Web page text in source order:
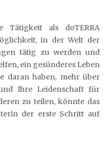
Tätigkeit als doTERRA
in der Welt der
tätig zu werden und
ein gesünderes Leben
daran haben, mehr über
Ihre Leidenschaft für
zu teilen, könnte das
der erste Schritt auf